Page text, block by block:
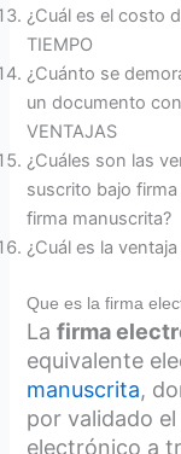
¿Cuál es el costo
TIEMPO
¿Cuánto se
un documento
VENTAJAS
¿Cuáles son las
suscrito bajo
firma manuscrita?
¿Cuál es la
Que es la firma
Lafirma
equivalente
manuscrita,
por validado
electrónico a